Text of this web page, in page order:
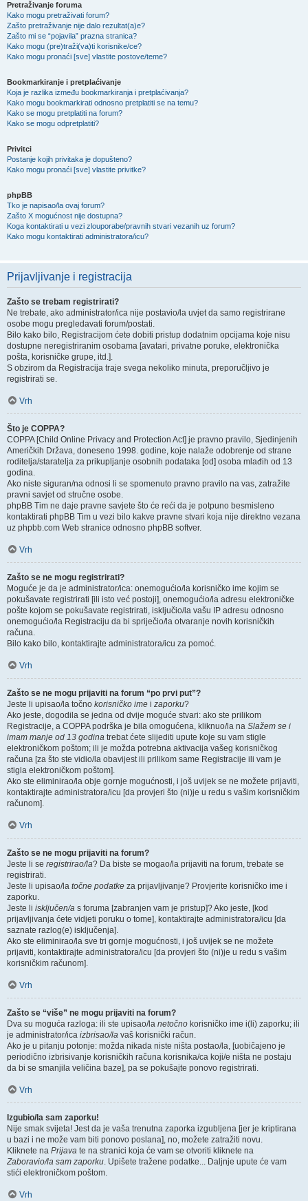
Pretraživanje foruma
Kako mogu pretraživati forum?
Zašto pretraživanje nije dalo rezultat(a)e?
Zašto mi se “pojavila” prazna stranica?
Kako mogu (pre)traži(va)ti korisnike/ce?
Kako mogu pronaći [sve] vlastite postove/teme?
Bookmarkiranje i pretplaćivanje
Koja je razlika između bookmarkiranja i pretplaćivanja?
Kako mogu bookmarkirati odnosno pretplatiti se na temu?
Kako se mogu pretplatiti na forum?
Kako se mogu odpretplatiti?
Privitci
Postanje kojih privitaka je dopušteno?
Kako mogu pronaći [sve] vlastite privitke?
phpBB
Tko je napisao/la ovaj forum?
Zašto X mogućnost nije dostupna?
Koga kontaktirati u vezi zlouporabe/pravnih stvari vezanih uz forum?
Kako mogu kontaktirati administratora/icu?
Prijavljivanje i registracija
Zašto se trebam registrirati?
Ne trebate, ako administrator/ica nije postavio/la uvjet da samo registrirane
osobe mogu pregledavati forum/postati.
Bilo kako bilo, Registracijom ćete dobiti pristup dodatnim opcijama koje nisu
dostupne neregistriranim osobama [avatari, privatne poruke, elektronička
pošta, korisničke grupe, itd.].
S obzirom da Registracija traje svega nekoliko minuta, preporučljivo je
registrirati se.
Vrh
Što je COPPA?
COPPA [Child Online Privacy and Protection Act] je pravno pravilo, Sjedinjenih
Američkih Država, doneseno 1998. godine, koje nalaže odobrenje od strane
roditelja/staratelja za prikupljanje osobnih podataka [od] osoba mlađih od 13
godina.
Ako niste siguran/na odnosi li se spomenuto pravno pravilo na vas, zatražite
pravni savjet od stručne osobe.
phpBB Tim ne daje pravne savjete što će reći da je potpuno besmisleno
kontaktirati phpBB Tim u vezi bilo kakve pravne stvari koja nije direktno vezana
uz phpbb.com Web stranice odnosno phpBB softver.
Vrh
Zašto se ne mogu registrirati?
Moguće je da je administrator/ica: onemogućio/la korisničko ime kojim se
pokušavate registrirati [ili isto već postoji], onemogućio/la adresu elektroničke
pošte kojom se pokušavate registrirati, isključio/la vašu IP adresu odnosno
onemogućio/la Registraciju da bi spriječio/la otvaranje novih korisničkih
računa.
Bilo kako bilo, kontaktirajte administratora/icu za pomoć.
Vrh
Zašto se ne mogu prijaviti na forum “po prvi put”?
Jeste li upisao/la točno korisničko ime i zaporku?
Ako jeste, dogodila se jedna od dvije moguće stvari: ako ste prilikom
Registracije, a COPPA podrška je bila omogućena, kliknuo/la na Slažem se i
imam manje od 13 godina trebat ćete slijediti upute koje su vam stigle
elektroničkom poštom; ili je možda potrebna aktivacija vašeg korisničkog
računa [za što ste vidio/la obavijest ili prilikom same Registracije ili vam je
stigla elektroničkom poštom].
Ako ste eliminirao/la obje gornje mogućnosti, i još uvijek se ne možete prijaviti,
kontaktirajte administratora/icu [da provjeri što (ni)je u redu s vašim korisničkim
računom].
Vrh
Zašto se ne mogu prijaviti na forum?
Jeste li se registrirao/la? Da biste se mogao/la prijaviti na forum, trebate se
registrirati.
Jeste li upisao/la točne podatke za prijavljivanje? Provjerite korisničko ime i
zaporku.
Jeste li isključen/a s foruma [zabranjen vam je pristup]? Ako jeste, [kod
prijavljivanja ćete vidjeti poruku o tome], kontaktirajte administratora/icu [da
saznate razlog(e) isključenja].
Ako ste eliminirao/la sve tri gornje mogućnosti, i još uvijek se ne možete
prijaviti, kontaktirajte administratora/icu [da provjeri što (ni)je u redu s vašim
korisničkim računom].
Vrh
Zašto se “više” ne mogu prijaviti na forum?
Dva su moguća razloga: ili ste upisao/la netočno korisničko ime i(li) zaporku; ili
je administrator/ica izbrisao/la vaš korisnički račun.
Ako je u pitanju potonje: možda nikada niste ništa postao/la, [uobičajeno je
periodično izbrisivanje korisničkih računa korisnika/ca koji/e ništa ne postaju
da bi se smanjila veličina baze], pa se pokušajte ponovo registrirati.
Vrh
Izgubio/la sam zaporku!
Nije smak svijeta! Jest da je vaša trenutna zaporka izgubljena [jer je kriptirana
u bazi i ne može vam biti ponovo poslana], no, možete zatražiti novu.
Kliknete na Prijava te na stranici koja će vam se otvoriti kliknete na
Zaboravio/la sam zaporku. Upišete tražene podatke... Daljnje upute će vam
stići elektroničkom poštom.
Vrh